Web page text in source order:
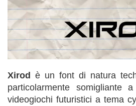
Xirod è un font di natura
particolarmente somigliante
videogiochi futuristici a tema